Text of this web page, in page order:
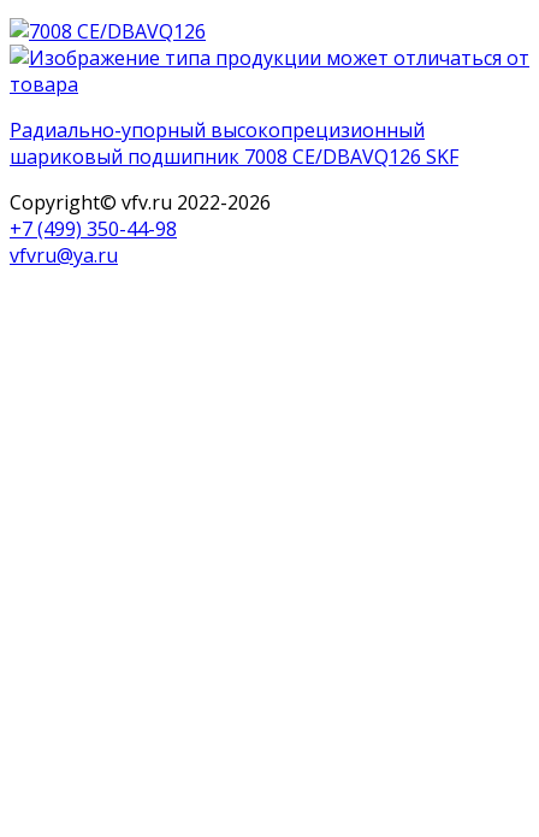
Радиально-упорный высокопрецизионный
шариковый подшипник 7008 CE/DBAVQ126 SKF
Copyright© vfv.ru 2022-2026
+7 (499) 350-44-98
vfvru@ya.ru